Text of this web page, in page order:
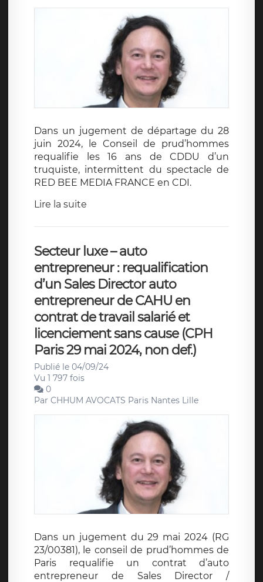
Dans un jugement de départage du 28
juin 2024, le Conseil de prud’hommes
requalifie les 16 ans de CDDU d’un
truquiste, intermittent du spectacle de
RED BEE MEDIA FRANCE en CDI.
Lire la suite
Secteur luxe – auto
entrepreneur : requalification
d’un Sales Director auto
entrepreneur de CAHU en
contrat de travail salarié et
licenciement sans cause (CPH
Paris 29 mai 2024, non def.)
Publié le 04/09/24
Vu 1 797 fois
0
Par CHHUM AVOCATS Paris Nantes Lille
Dans un jugement du 29 mai 2024 (RG
23/00381), le conseil de prud’hommes de
Paris requalifie un contrat d’auto
entrepreneur de Sales Director /